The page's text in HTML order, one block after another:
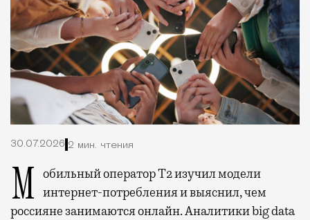
30.07.2026 2 мин. чтения
Мобильный оператор Т2 изучил модели интернет-потребления и выяснил, чем
россияне занимаются онлайн. Аналитики big data